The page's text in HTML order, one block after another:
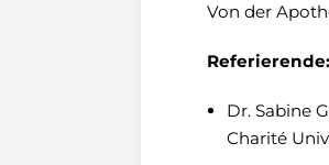
Von der
Referierende:
Dr. Sabine
Charité